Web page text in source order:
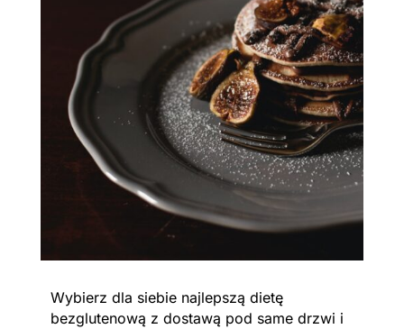
Wybierz dla siebie najlepszą dietę
bezglutenową z dostawą pod same drzwi i